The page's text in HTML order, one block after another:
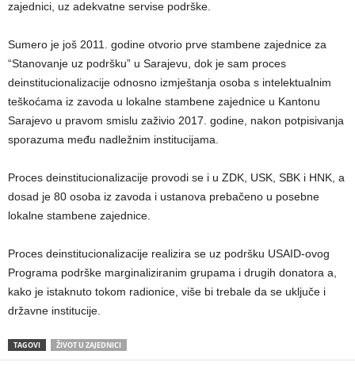
zajednici, uz adekvatne servise podrške.
Sumero je još 2011. godine otvorio prve stambene zajednice za
“Stanovanje uz podršku” u Sarajevu, dok je sam proces
deinstitucionalizacije odnosno izmještanja osoba s intelektualnim
teškoćama iz zavoda u lokalne stambene zajednice u Kantonu
Sarajevo u pravom smislu zaživio 2017. godine, nakon potpisivanja
sporazuma među nadležnim institucijama.
Proces deinstitucionalizacije provodi se i u ZDK, USK, SBK i HNK, a
dosad je 80 osoba iz zavoda i ustanova prebačeno u posebne
lokalne stambene zajednice.
Proces deinstitucionalizacije realizira se uz podršku USAID-ovog
Programa podrške marginaliziranim grupama i drugih donatora a,
kako je istaknuto tokom radionice, više bi trebale da se uključe i
državne institucije.
TAGOVI ŽIVOT U ZAJEDNICI